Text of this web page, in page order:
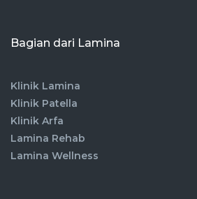
Bagian dari Lamina
Klinik Lamina
Klinik Patella
Klinik Arfa
Lamina Rehab
Lamina Wellness